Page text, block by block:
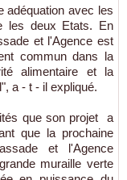
adéquation avec les
les deux Etats. En
et l'Agence est
commun dans la
alimentaire et la
a - t - il expliqué.
que son projet a
que la prochaine
et l'Agence
muraille verte